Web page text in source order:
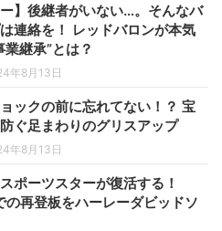
ー】後継者がいない…。そんなバ
連絡を！ レッドバロンが本気
継承”とは？
年8月13日
ックの前に忘れてない！？ 宝
ぐ足まわりのグリスアップ
年8月13日
ポーツスターが復活する！
再登板をハーレーダビッドソ